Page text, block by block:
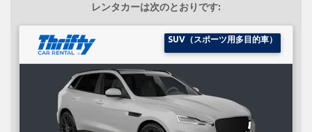
レンタカーは次のとおりです:
SUV（スポーツ用多目的車）